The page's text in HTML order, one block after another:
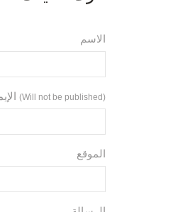
الاسم
(Will not be published)
الموقع